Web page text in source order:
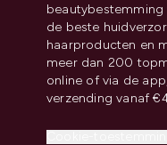
beautybestemming
de beste
haarproducten en
meer dan 200
online of via de
verzending vanaf